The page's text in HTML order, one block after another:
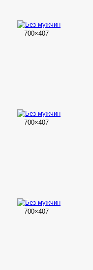
700×407
700×407
700×407